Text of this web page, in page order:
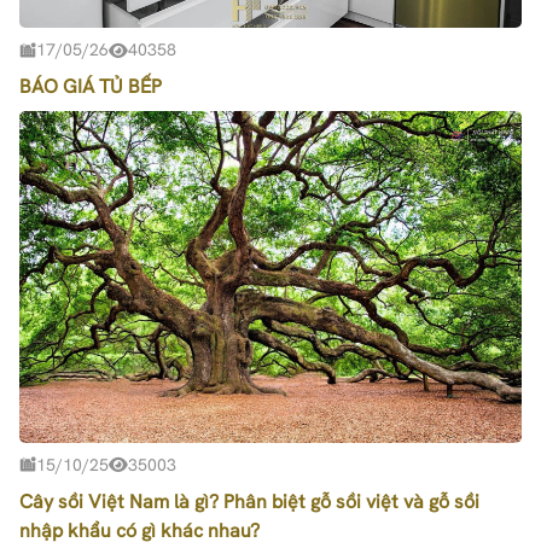
17/05/26 40358
BÁO GIÁ TỦ BẾP
15/10/25 35003
Cây sồi Việt Nam là gì? Phân biệt gỗ sồi việt và gỗ sồi
nhập khẩu có gì khác nhau?